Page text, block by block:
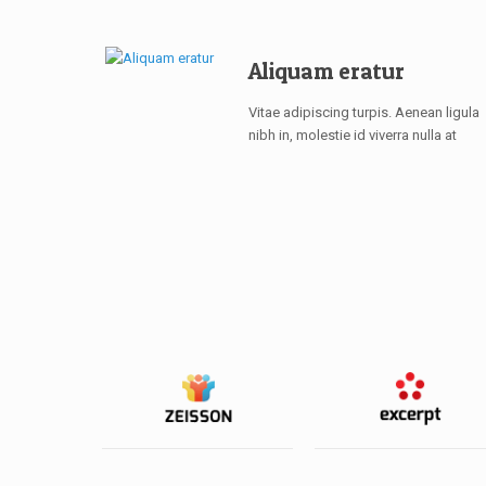
Aliquam eratur
Vitae adipiscing turpis. Aenean ligula
nibh in, molestie id viverra nulla at